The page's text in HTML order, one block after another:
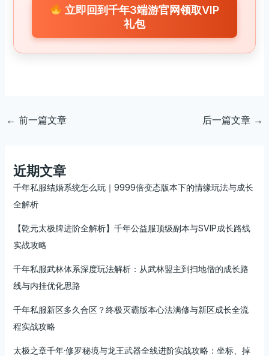
立即回到千年3端游官网领取VIP
礼包
← 前一篇文章 后一篇文章 →
近期文章
千年私服结婚系统怎么玩｜9999倍变态版本下的情缘玩法与成长
全解析
【乾元太极牌进阶全解析】千年公益服顶级副本与SVIP成长路线
实战攻略
千年私服武林体系深度玩法解析：从武林盟主到扫地僧的成长路
线与内挂优化思路
千年私服新区多久合区？终极灭霸版本心法满修与新区成长全流
程实战攻略
太极之章千年·修罗秘境与龙王武器全线进阶实战攻略：坐标、掉